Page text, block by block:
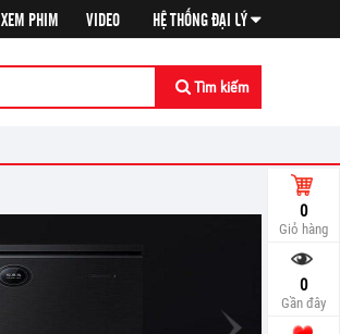
XEM PHIM VIDEO HỆ THỐNG ĐẠI LÝ
Tìm kiếm
0
Giỏ hàng
0
Gần đây